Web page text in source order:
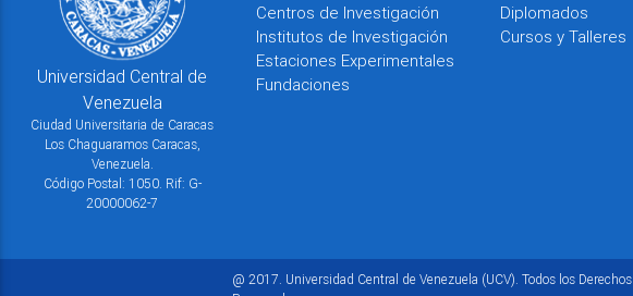
Universidad Central de
Venezuela
Ciudad Universitaria de Caracas
Los Chaguaramos Caracas,
Venezuela.
Código Postal: 1050. Rif: G-
20000062-7
Centros de Investigación
Institutos de Investigación
Estaciones Experimentales
Fundaciones
Diplomados
Cursos y Talleres
@ 2017. Universidad Central de Venezuela (UCV). Todos los Derechos